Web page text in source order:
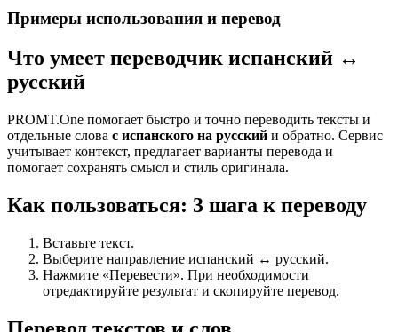
Примеры использования и перевод
Что умеет переводчик испанский ↔
русский
PROMT.One помогает быстро и точно переводить тексты и
отдельные слова с испанского на русский и обратно. Сервис
учитывает контекст, предлагает варианты перевода и
помогает сохранять смысл и стиль оригинала.
Как пользоваться: 3 шага к переводу
Вставьте текст.
Выберите направление испанский ↔ русский.
Нажмите «Перевести». При необходимости
отредактируйте результат и скопируйте перевод.